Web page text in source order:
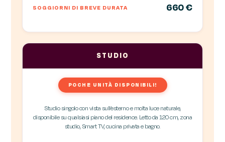
SOGGIORNI DI BREVE DURATA 660 €
STUDIO
POCHE UNITÀ DISPONIBILI!
Studio singolo con vista sull’esterno e molta luce naturale,
disponibile su qualsiasi piano del residence. Letto da 120 cm, zona
studio, Smart TV, cucina privata e bagno.